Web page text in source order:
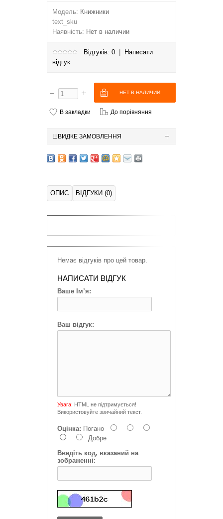
Модель: Книжники
text_sku
Наявність: Нет в наличии
Відгуків: 0
Написати
відгук
В закладки До порівняння
ШВИДКЕ ЗАМОВЛЕННЯ
ОПИС ВІДГУКИ (0)
Немає відгуків про цей товар.
НАПИСАТИ ВІДГУК
Ваше Ім’я:
Ваш відгук:
Увага: HTML не підтримується!
Використовуйте звичайний текст.
Оцінка: Погано
Добре
Введіть код, вказаний на
зображенні: